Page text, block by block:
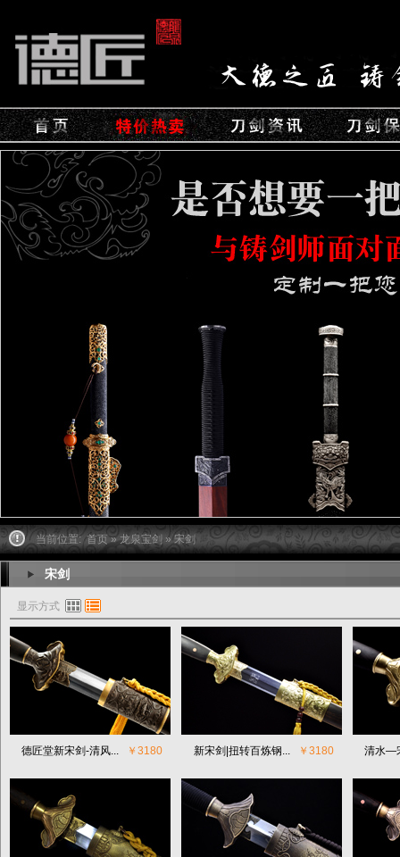
当前位置: 首页»龙泉宝剑 » 宋剑
宋剑
显示方式
德匠堂新宋剑-清风... ￥3180 新宋剑|扭转百炼钢... ￥3180 清水—